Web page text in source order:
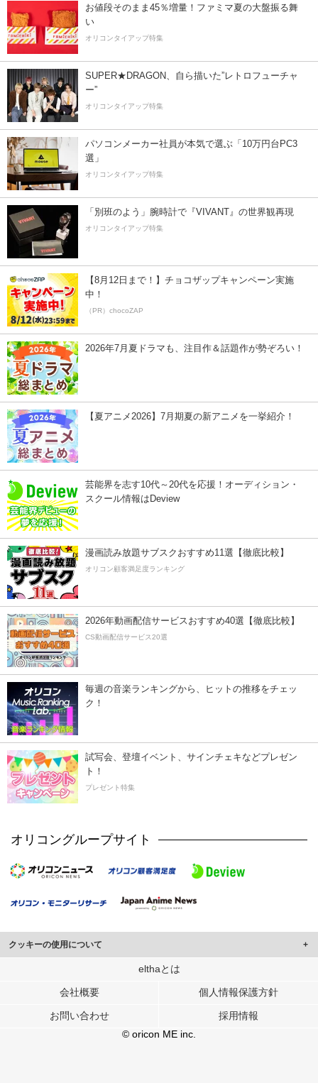
お値段そのまま45％増量！ファミマ夏の大盤振る舞
い
オリコンタイアップ特集
SUPER★DRAGON、自ら描いた”レトロフューチャ
ー”
オリコンタイアップ特集
パソコンメーカー社員が本気で選ぶ「10万円台PC3
選」
オリコンタイアップ特集
「別班のよう」腕時計で『VIVANT』の世界観再現
オリコンタイアップ特集
【8月12日まで！】チョコザップキャンペーン実施
中！
（PR）chocoZAP
2026年7月夏ドラマも、注目作＆話題作が勢ぞろい！
【夏アニメ2026】7月期夏の新アニメを一挙紹介！
芸能界を志す10代～20代を応援！オーディション・
スクール情報はDeview
漫画読み放題サブスクおすすめ11選【徹底比較】
オリコン顧客満足度ランキング
2026年動画配信サービスおすすめ40選【徹底比較】
CS動画配信サービス20選
毎週の音楽ランキングから、ヒットの推移をチェッ
ク！
試写会、登壇イベント、サインチェキなどプレゼン
ト！
プレゼント特集
オリコングループサイト
クッキーの使用について
このサイトでは Cookie を使用して、ユーザーに合わせたコンテンツや広告の
行っています。
メディアや広告配信、データ解析の各パートナーに提供しています。
各パートナーは、この情報とユーザーが各パートナーに提供した他の情報や、
ユーザーが各パートナーのサービスを使用したときに収集した他の情報を組み
elthaとは
会社概要 個人情報保護方針
お問い合わせ
採用情報
© oricon ME inc.